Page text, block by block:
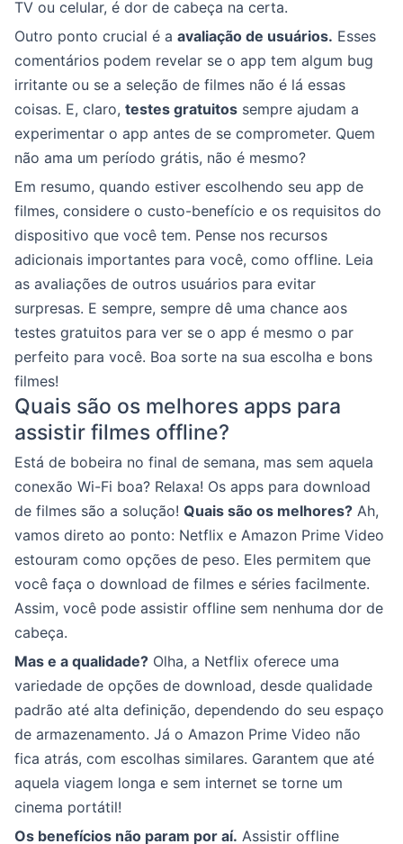
TV ou celular, é dor de cabeça na certa.
Outro ponto crucial é a avaliação de usuários. Esses
comentários podem revelar se o app tem algum bug
irritante ou se a seleção de filmes não é lá essas
coisas. E, claro, testes gratuitos sempre ajudam a
experimentar o app antes de se comprometer. Quem
não ama um período grátis, não é mesmo?
Em resumo, quando estiver escolhendo seu app de
filmes, considere o custo-benefício e os requisitos do
dispositivo que você tem. Pense nos recursos
adicionais importantes para você, como offline. Leia
as avaliações de outros usuários para evitar
surpresas. E sempre, sempre dê uma chance aos
testes gratuitos para ver se o app é mesmo o par
perfeito para você. Boa sorte na sua escolha e bons
filmes!
Quais são os melhores apps para
assistir filmes offline?
Está de bobeira no final de semana, mas sem aquela
conexão Wi-Fi boa? Relaxa! Os apps para download
de filmes são a solução! Quais são os melhores? Ah,
vamos direto ao ponto: Netflix e Amazon Prime Video
estouram como opções de peso. Eles permitem que
você faça o download de filmes e séries facilmente.
Assim, você pode assistir offline sem nenhuma dor de
cabeça.
Mas e a qualidade? Olha, a Netflix oferece uma
variedade de opções de download, desde qualidade
padrão até alta definição, dependendo do seu espaço
de armazenamento. Já o Amazon Prime Video não
fica atrás, com escolhas similares. Garantem que até
aquela viagem longa e sem internet se torne um
cinema portátil!
Os benefícios não param por aí. Assistir offline